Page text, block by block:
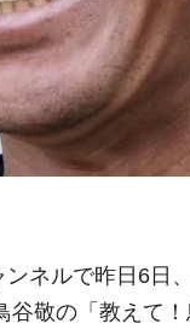
ネルで昨日6日
谷敬の「教えて